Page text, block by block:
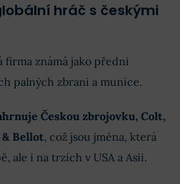
hráč s českými
firma známá jako přední
palných zbraní a munice.
Českou zbrojovku, Colt,
& Bellot, což jsou jména, která
ale i na trzích v USA a Asii.